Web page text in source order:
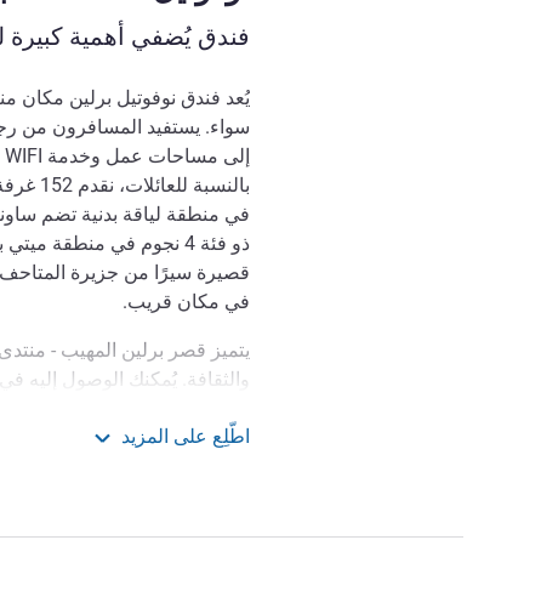
فندق يُضفي أهمية
يُعد فندق نوفوتيل برلين مكان
في منطقة لياقة بدنية تضم
ذو فئة 4 نجوم في منطقة
قصيرة سيرًا من جزيرة
في مكان قريب.
يتميز قصر برلين المهيب -
والثقافة. يُمكنك الوصول إليه
يُمكن الوصول بسهولة إلى
اطّلِع على المزيد